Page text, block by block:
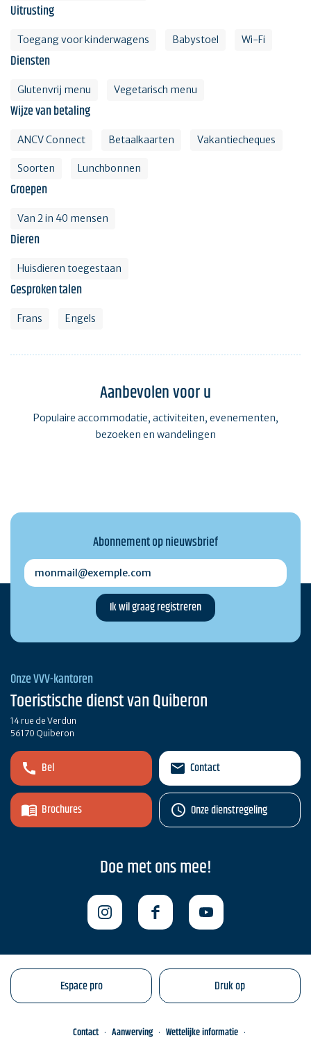
Uitrusting
Toegang voor kinderwagens Babystoel Wi-Fi
Diensten
Glutenvrij menu Vegetarisch menu
Wijze van betaling
ANCV Connect Betaalkaarten Vakantiecheques
Soorten Lunchbonnen
Groepen
Van 2 in 40 mensen
Dieren
Huisdieren toegestaan
Gesproken talen
Frans Engels
Aanbevolen voor u
Populaire accommodatie, activiteiten, evenementen,
bezoeken en wandelingen
Abonnement op nieuwsbrief
monmail@exemple.com
Onze VVV-kantoren
Toeristische dienst van Quiberon
14 rue de Verdun
56170 Quiberon
Bel
Brochures
Contact
Onze dienstregeling
Doe met ons mee!
Espace pro Druk op
Contact Aanwerving
Wettelijke informatie